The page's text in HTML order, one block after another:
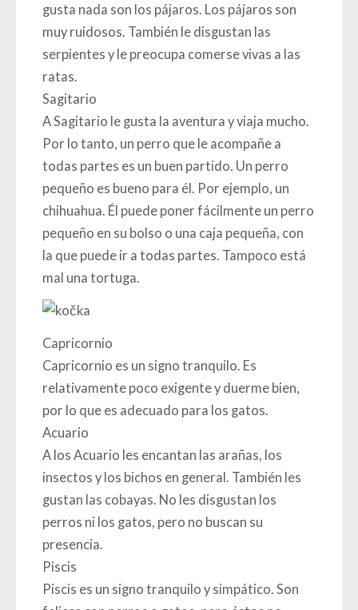
gusta nada son los pájaros. Los pájaros son
muy ruidosos. También le disgustan las
serpientes y le preocupa comerse vivas a las
ratas.
Sagitario
A Sagitario le gusta la aventura y viaja mucho.
Por lo tanto, un perro que le acompañe a
todas partes es un buen partido. Un perro
pequeño es bueno para él. Por ejemplo, un
chihuahua. Él puede poner fácilmente un perro
pequeño en su bolso o una caja pequeña, con
la que puede ir a todas partes. Tampoco está
mal una tortuga.
Capricornio
Capricornio es un signo tranquilo. Es
relativamente poco exigente y duerme bien,
por lo que es adecuado para los gatos.
Acuario
A los Acuario les encantan las arañas, los
insectos y los bichos en general. También les
gustan las cobayas. No les disgustan los
perros ni los gatos, pero no buscan su
presencia.
Piscis
Piscis es un signo tranquilo y simpático. Son